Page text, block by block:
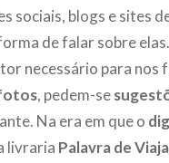
sociais, blogs e sites
de falar sobre
necessário para nos
, pedem-se
Na era em que o
livraria Palavra de